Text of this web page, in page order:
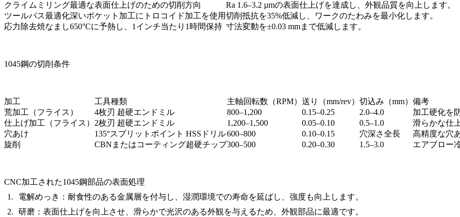
クライムミリング最適な表面仕上げのための切削方向
Ra 1.6–3.2 µmの表面仕上げを達成し、外観品質を向上します。
ツールパス最適化深いポケット加工にトロコイド加工を使用切削抵抗を35%低減し、ワークのたわみを最小化します。
応力除去焼なまし650°Cに予熱し、1インチ当たり1時間保持 寸法変動を±0.03 mmまで低減します。
1045鋼の切削条件
加工 工具種類 主軸回転数（RPM） 送り（mm/rev） 切込み（mm） 備考
荒加工（フライス）
4枚刃 超硬エンドミル 800–1,200 0.15–0.25 2.0–4.0
加工硬化を
仕上げ加工（フライス） 2枚刃 超硬エンドミル 1,200–1,500 0.05–0.10 0.5–1.0
滑らかな仕
穴あけ
135°スプリットポイント HSSドリル600–800 0.10–0.15 穴深さ全長
高精度な穴
旋削
CBNまたはコーティング超硬チップ300–500 0.20–0.30 1.5–3.0 エアブロー
CNC加工された1045鋼部品の表面処理
電解めっき ：耐食性のある金属層を付与し、湿潤環境での寿命を延ばし、強度も向上します。
研磨 ：表面仕上げを向上させ、滑らかで光沢のある外観を与えるため、外観部品に最適です。